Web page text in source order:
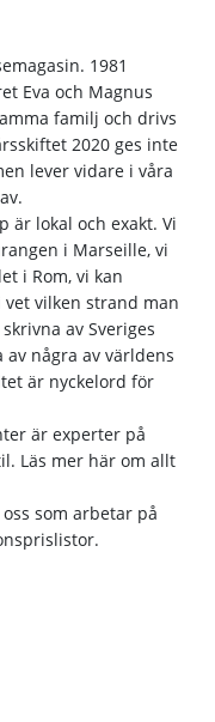
1981
Eva och Magnus
familj och drivs
2020 ges inte
lever vidare i våra
är lokal och exakt. Vi
i Marseille, vi
i Rom, vi kan
vet vilken strand man
av Sveriges
några av världens
är nyckelord för
är experter på
Läs mer här om allt
som arbetar på